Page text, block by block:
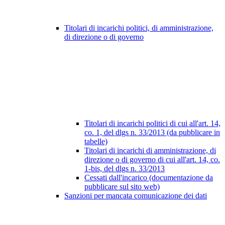
Titolari di incarichi politici, di amministrazione,
di direzione o di governo
Titolari di incarichi politici di cui all'art. 14,
co. 1, del dlgs n. 33/2013 (da pubblicare in
tabelle)
Titolari di incarichi di amministrazione, di
direzione o di governo di cui all'art. 14, co.
1-bis, del dlgs n. 33/2013
Cessati dall'incarico (documentazione da
pubblicare sul sito web)
Sanzioni per mancata comunicazione dei dati